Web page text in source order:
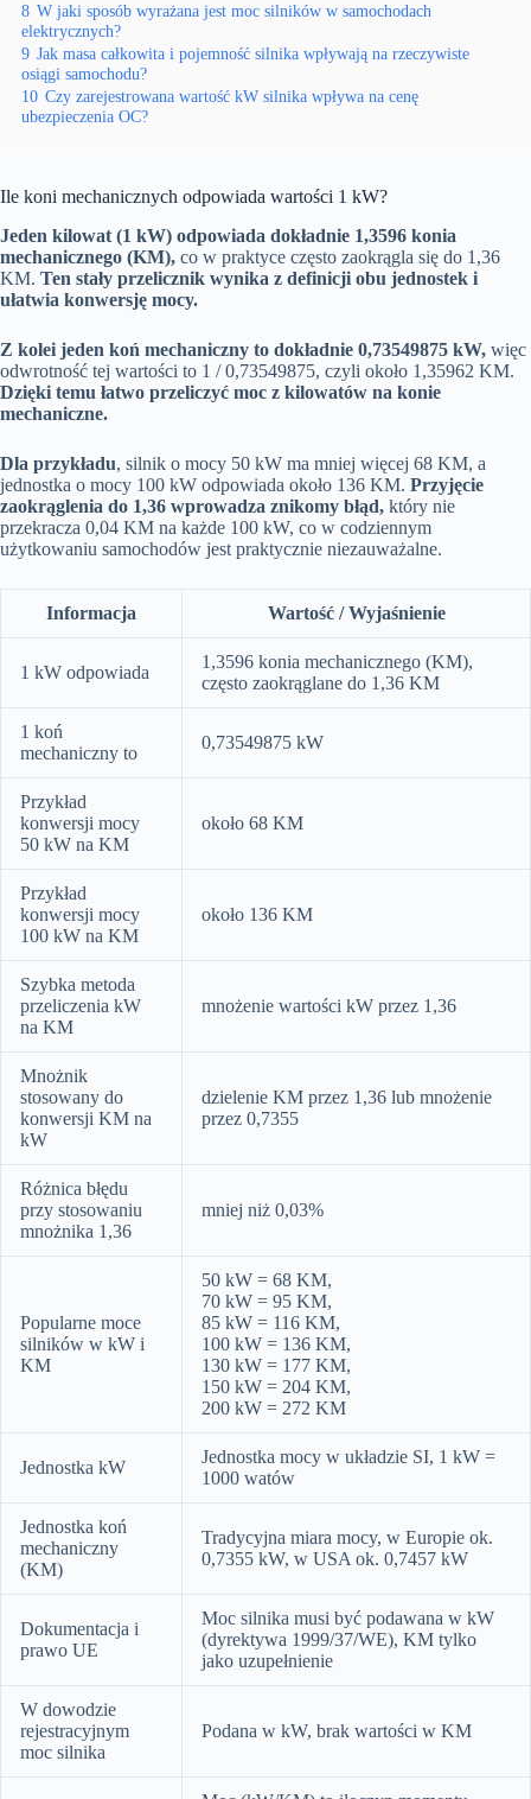
8 W jaki sposób wyrażana jest moc silników w samochodach
elektrycznych?
9 Jak masa całkowita i pojemność silnika wpływają na rzeczywiste
osiągi samochodu?
10 Czy zarejestrowana wartość kW silnika wpływa na cenę
ubezpieczenia OC?
Ile koni mechanicznych odpowiada wartości 1 kW?
Jeden kilowat (1 kW) odpowiada dokładnie 1,3596 konia
mechanicznego (KM), co w praktyce często zaokrągla się do 1,36
KM. Ten stały przelicznik wynika z definicji obu jednostek i
ułatwia konwersję mocy.
Z kolei jeden koń mechaniczny to dokładnie 0,73549875 kW, więc
odwrotność tej wartości to 1 / 0,73549875, czyli około 1,35962 KM.
Dzięki temu łatwo przeliczyć moc z kilowatów na konie
mechaniczne.
Dla przykładu, silnik o mocy 50 kW ma mniej więcej 68 KM, a
jednostka o mocy 100 kW odpowiada około 136 KM. Przyjęcie
zaokrąglenia do 1,36 wprowadza znikomy błąd, który nie
przekracza 0,04 KM na każde 100 kW, co w codziennym
użytkowaniu samochodów jest praktycznie niezauważalne.
Informacja Wartość / Wyjaśnienie
1 kW odpowiada
1,3596 konia mechanicznego (KM),
często zaokrąglane do 1,36 KM
1 koń
mechaniczny to
0,73549875 kW
Przykład
konwersji mocy
50 kW na KM
około 68 KM
Przykład
konwersji mocy
100 kW na KM
około 136 KM
Szybka metoda
przeliczenia kW
na KM
mnożenie wartości kW przez 1,36
Mnożnik
stosowany do
konwersji KM na
kW
dzielenie KM przez 1,36 lub mnożenie
przez 0,7355
Różnica błędu
przy stosowaniu
mnożnika 1,36
mniej niż 0,03%
Popularne moce
silników w kW i
KM
50 kW = 68 KM,
70 kW = 95 KM,
85 kW = 116 KM,
100 kW = 136 KM,
130 kW = 177 KM,
150 kW = 204 KM,
200 kW = 272 KM
Jednostka kW
Jednostka mocy w układzie SI, 1 kW =
1000 watów
Jednostka koń
mechaniczny
(KM)
Tradycyjna miara mocy, w Europie ok.
0,7355 kW, w USA ok. 0,7457 kW
Dokumentacja i
prawo UE
Moc silnika musi być podawana w kW
(dyrektywa 1999/37/WE), KM tylko
jako uzupełnienie
W dowodzie
rejestracyjnym
moc silnika
Podana w kW, brak wartości w KM